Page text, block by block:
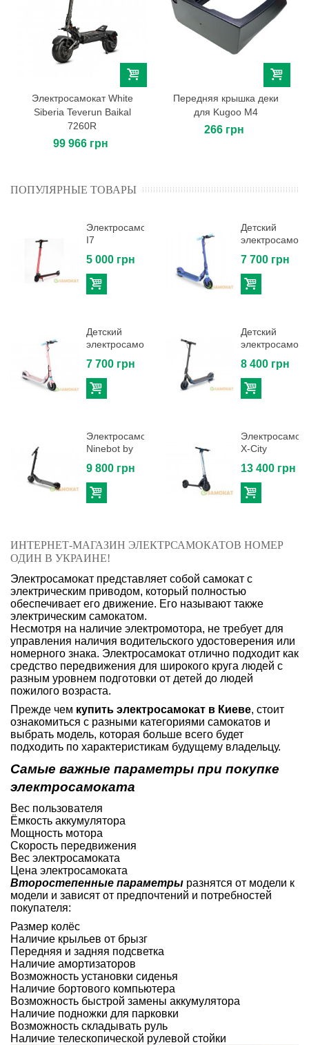
Электросамокат White
Siberia Teverun Baikal
7260R
99 966 грн
Передняя крышка деки
для Kugoo M4
266 грн
ПОПУЛЯРНЫЕ ТОВАРЫ
Электросамокат
I7
5 000 грн
Детский
7 700 грн
Детский
электросамокат
7 700 грн
Детский
8 400 грн
Электросамокат
Ninebot by
9 800 грн
X-City
M365 и...
13 400 грн
ИНТЕРНЕТ-МАГАЗИН ЭЛЕКТРСАМОКАТОВ НОМЕР
ОДИН В УКРАИНЕ!
Электросамокат представляет собой самокат с
электрическим приводом, который полностью
обеспечивает его движение. Его называют также
электрическим самокатом.
Несмотря на наличие электромотора, не требует для
управления наличия водительского удостоверения или
номерного знака. Электросамокат отлично подходит как
средство передвижения для широкого круга людей с
разным уровнем подготовки от детей до людей
пожилого возраста.
Прежде чем купить электросамокат в Киеве, стоит
ознакомиться с разными категориями самокатов и
выбрать модель, которая больше всего будет
подходить по характеристикам будущему владельцу.
Самые важные параметры при покупке
электросамоката
Вес пользователя
Ёмкость аккумулятора
Мощность мотора
Скорость передвижения
Вес электросамоката
Цена электросамоката
Второстепенные параметры разнятся от модели к
модели и зависят от предпочтений и потребностей
покупателя:
Размер колёс
Наличие крыльев от брызг
Передняя и задняя подсветка
Наличие амортизаторов
Возможность установки сиденья
Наличие бортового компьютера
Возможность быстрой замены аккумулятора
Наличие подножки для парковки
Возможность складывать руль
Наличие телескопической рулевой стойки